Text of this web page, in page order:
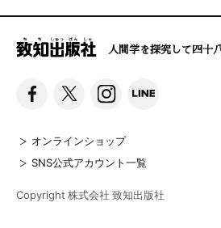
人間学を探究して四十
オンラインショップ
SNS公式アカウント一覧
Copyright 株式会社 致知出版社